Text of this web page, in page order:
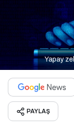
Yapay
PAYLAŞ